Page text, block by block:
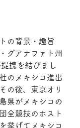
の背景・趣旨
グアナファト州
携を結びまし
のメキシコ進出
の後、東京オリ
県がメキシコの
全競技のホスト
挙げてメキシコ